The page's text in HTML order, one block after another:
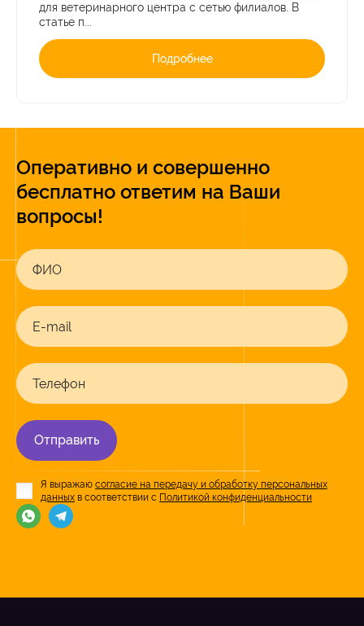
для ветеринарного центра с сетью филиалов. В
статье п...
Подробнее
Оперативно и совершенно
бесплатно ответим на Ваши
вопросы!
ФИО
E-mail
Телефон
Отправить
Я выражаю согласие на передачу и обработку персональных
данных в соответствии с Политикой конфиденциальности